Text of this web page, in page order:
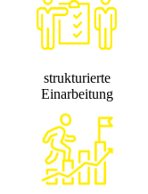
strukturierte
Einarbeitung